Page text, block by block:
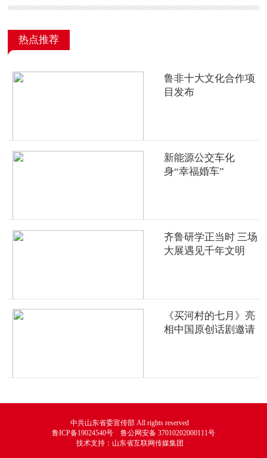
热点推荐
鲁非十大文化合作项
目发布
新能源公交车化
身“幸福婚车”
齐鲁研学正当时 三场
大展遇见千年文明
《买河村的七月》亮
相中国原创话剧邀请
中共山东省委宣传部 All rights reserved
鲁ICP备19024540号 鲁公网安备 37010202000111号
技术支持：山东省互联网传媒集团